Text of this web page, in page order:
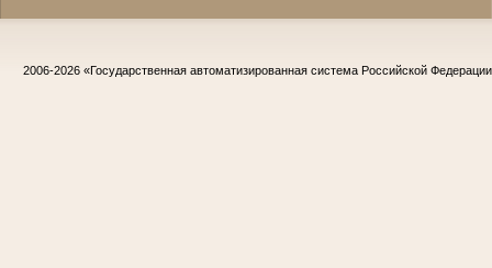
2006-2026 «Государственная автоматизированная система Российской